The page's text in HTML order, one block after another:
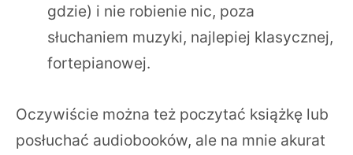
gdzie) i nie robienie nic, poza
słuchaniem muzyki, najlepiej klasycznej,
fortepianowej.
Oczywiście można też poczytać książkę lub
posłuchać audiobooków, ale na mnie akurat